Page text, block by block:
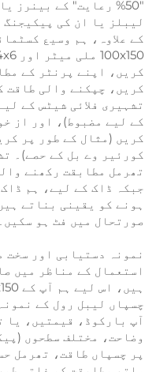
"50% رعایت" کے بینرز
لیبلز یا ان کی
کے علاوہ، ہم وسیع
کریں، اپنے پرنٹر کے
کریں، چپکنے والی طاقت
تشہیری فلائی شیٹس کے
کے لیے مضبوط)، اور از
کریں (مثال کے طور پر
کورئیر وے بل کے حصے)۔
تھرمل مطابقت رکھنے
جبکہ ڈاک کے لیے، ہم
ہونے کو یقینی بناتے
صورتحال میں فٹ ہو سکیں۔
نمونہ دستیابی اور سخت
استعمال کے مناظر میں
چسپاں لیبل رول کے
آپ بارکوڈ، قیمتیں، یا
وضاحت، مختلف سطحوں
پر چسپاں طاقت، تھرمل